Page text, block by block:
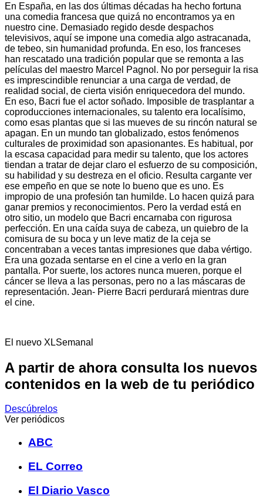
En España, en las dos últimas décadas ha hecho fortuna
una comedia francesa que quizá no encontramos ya en
nuestro cine. Demasiado regido desde despachos
televisivos, aquí se impone una comedia algo astracanada,
de tebeo, sin humanidad profunda. En eso, los franceses
han rescatado una tradición popular que se remonta a las
películas del maestro Marcel Pagnol. No por perseguir la risa
es imprescindible renunciar a una carga de verdad, de
realidad social, de cierta visión enriquecedora del mundo.
En eso, Bacri fue el actor soñado. Imposible de trasplantar a
coproducciones internacionales, su talento era localísimo,
como esas plantas que si las mueves de su rincón natural se
apagan. En un mundo tan globalizado, estos fenómenos
culturales de proximidad son apasionantes. Es habitual, por
la escasa capacidad para medir su talento, que los actores
tiendan a tratar de dejar claro el esfuerzo de su composición,
su habilidad y su destreza en el oficio. Resulta cargante ver
ese empeño en que se note lo bueno que es uno. Es
impropio de una profesión tan humilde. Lo hacen quizá para
ganar premios y reconocimientos. Pero la verdad está en
otro sitio, un modelo que Bacri encarnaba con rigurosa
perfección. En una caída suya de cabeza, un quiebro de la
comisura de su boca y un leve matiz de la ceja se
concentraban a veces tantas impresiones que daba vértigo.
Era una gozada sentarse en el cine a verlo en la gran
pantalla. Por suerte, los actores nunca mueren, porque el
cáncer se lleva a las personas, pero no a las máscaras de
representación. Jean- Pierre Bacri perdurará mientras dure
el cine.
El nuevo XLSemanal
A partir de ahora consulta los nuevos
contenidos en la web de tu periódico
Descúbrelos
Ver periódicos
ABC
EL Correo
El Diario Vasco